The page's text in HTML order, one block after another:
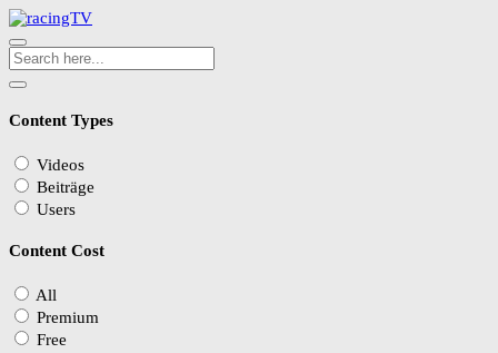
Content Types
Videos
Beiträge
Users
Content Cost
All
Premium
Free